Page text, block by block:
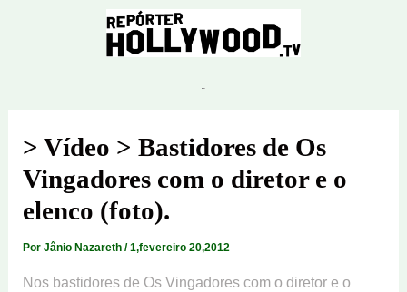
> Vídeo > Bastidores de Os
Vingadores com o diretor e o
elenco (foto).
Por Jânio Nazareth /1,fevereiro 20,2012
Nos bastidores de Os Vingadores com o diretor e o